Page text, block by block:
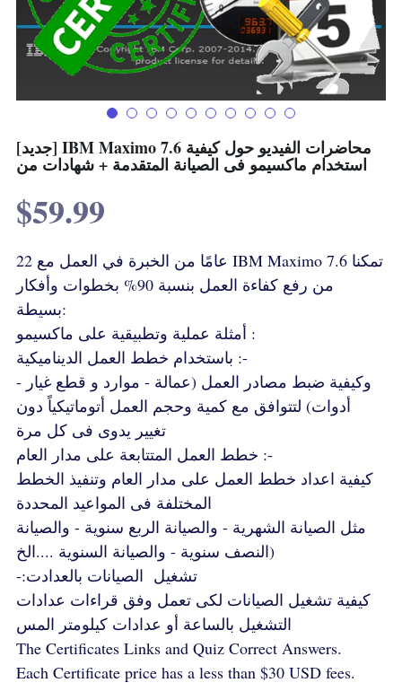
Advanced Courses Android
Online Lectures Courses
E-Learning-Ar
E-Learning-En
كورسات أون لاين
Stamps & Coins
[MTF]
Car-Design
Terms & Conditions
YouTube
Privacy Policy
YouTube [جديد] IBM Maximo 7.6 محاضرات الفيديو حول كيفية
استخدام ماكسيمو فى الصيانة المتقدمة + شهادات من
$59.99
22 عامًا من الخبرة في العمل مع IBM Maximo 7.6 تمكنا
من رفع كفاءة العمل بنسبة 90% بخطوات وأفكار
بسيطة:
أمثلة عملية وتطبيقية على ماكسيمو :
باستخدام خطط العمل الديناميكية :-
وكيفية ضبط مصادر العمل (عمالة - موارد و قطع غيار -
أدوات) لتتوافق مع كمية وحجم العمل أتوماتيكياً دون
تغيير يدوى فى كل مرة
خطط العمل المتتابعة على مدار العام :-
كيفية اعداد خطط العمل على مدار العام وتنفيذ الخطط
المختلفة فى المواعيد المحددة
مثل الصيانة الشهرية - والصيانة الربع سنوية - والصيانة
النصف سنوية - والصيانة السنوية ....الخ)
-:تشغيل الصيانات بالعدادت
كيفية تشغيل الصيانات لكى تعمل وفق قراءات عدادات
التشغيل بالساعة أو عدادات كيلومتر المس
The Certificates Links and Quiz Correct Answers.
Each Certificate price has a less than $30 USD fees.